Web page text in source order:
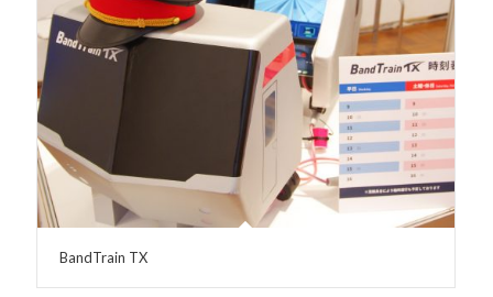
BandTrain TX